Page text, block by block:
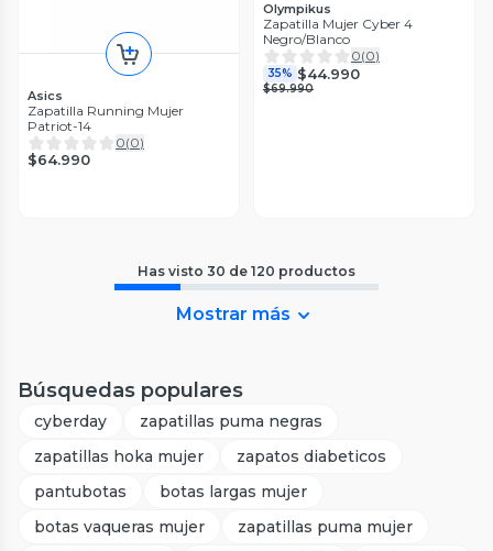
Asics
Zapatilla Running Mujer
Patriot-14
0(0)
$64.990
Olympikus
Zapatilla Mujer Cyber 4
Negro/Blanco
0(0)
35% $44.990
$69.990
Has visto 30 de 120 productos
Mostrar más
Búsquedas populares
cyberday
zapatillas puma negras
zapatillas hoka mujer
zapatos diabeticos
pantubotas
botas largas mujer
botas vaqueras mujer
zapatillas puma mujer